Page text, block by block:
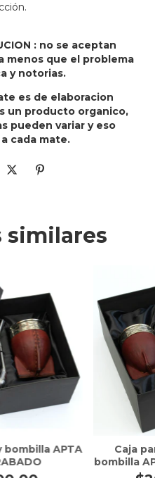
: no se aceptan
menos que el problema
y notorias.
es de elaboracion
un producto organico,
pueden variar y eso
cada mate.
similares
bombilla APTA
Caja
bombilla